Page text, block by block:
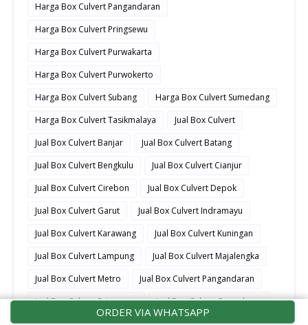
ORDER VIA WHATSAPP
Harga Box Culvert Pangandaran
Harga Box Culvert Pringsewu
Harga Box Culvert Purwakarta
Harga Box Culvert Purwokerto
Harga Box Culvert Subang
Harga Box Culvert Sumedang
Harga Box Culvert Tasikmalaya
Jual Box Culvert
Jual Box Culvert Banjar
Jual Box Culvert Batang
Jual Box Culvert Bengkulu
Jual Box Culvert Cianjur
Jual Box Culvert Cirebon
Jual Box Culvert Depok
Jual Box Culvert Garut
Jual Box Culvert Indramayu
Jual Box Culvert Karawang
Jual Box Culvert Kuningan
Jual Box Culvert Lampung
Jual Box Culvert Majalengka
Jual Box Culvert Metro
Jual Box Culvert Pangandaran
Jual Box Culvert Pringsewu
Jual Box Culvert Purwakarta